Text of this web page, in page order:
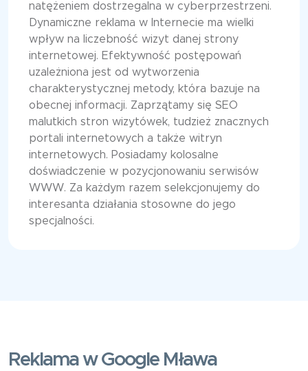
natężeniem dostrzegalna w cyberprzestrzeni.
Dynamiczne reklama w Internecie ma wielki
wpływ na liczebność wizyt danej strony
internetowej. Efektywność postępowań
uzależniona jest od wytworzenia
charakterystycznej metody, która bazuje na
obecnej informacji. Zaprzątamy się SEO
malutkich stron wizytówek, tudzież znacznych
portali internetowych a także witryn
internetowych. Posiadamy kolosalne
doświadczenie w pozycjonowaniu serwisów
WWW. Za każdym razem selekcjonujemy do
interesanta działania stosowne do jego
specjalności.
Reklama w Google Mława